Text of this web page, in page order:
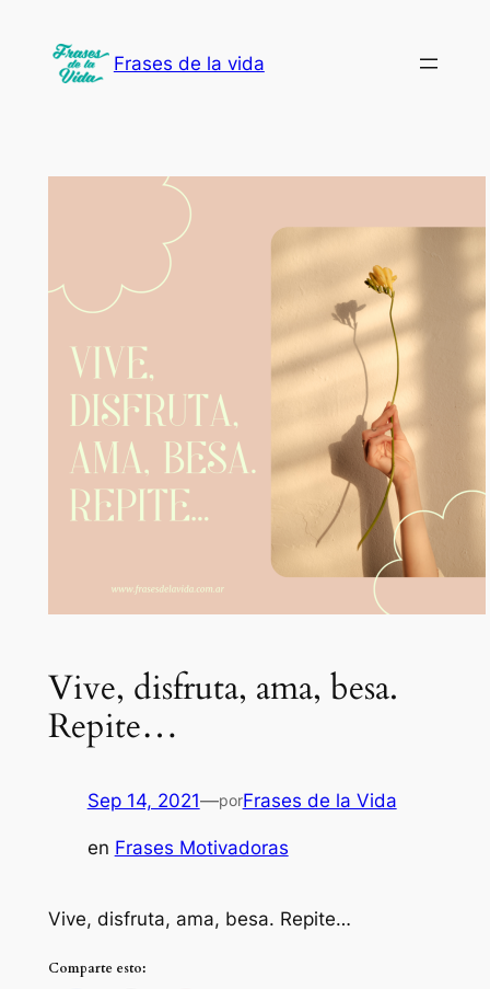
contenido
Frases de la vida
Vive, disfruta, ama, besa.
Repite…
Sep 14, 2021—porFrases de la Vida
en Frases Motivadoras
Vive, disfruta, ama, besa. Repite…
Comparte esto: